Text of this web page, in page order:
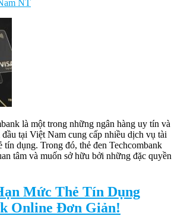
NT
là một trong những ngân hàng uy tín và
tại Việt Nam cung cấp nhiều dịch vụ tài
tín dụng. Trong đó, thẻ đen Techcombank
tâm và muốn sở hữu bởi những đặc quyền
Mức Thẻ Tín Dụng
Online Đơn Giản!